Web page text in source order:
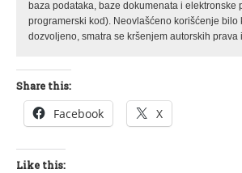
baza podataka, baze dokumenata i elektronske
programerski kod). Neovlašćeno korišćenje bilo
dozvoljeno, smatra se kršenjem autorskih prava
Share this:
Facebook X
Like this: